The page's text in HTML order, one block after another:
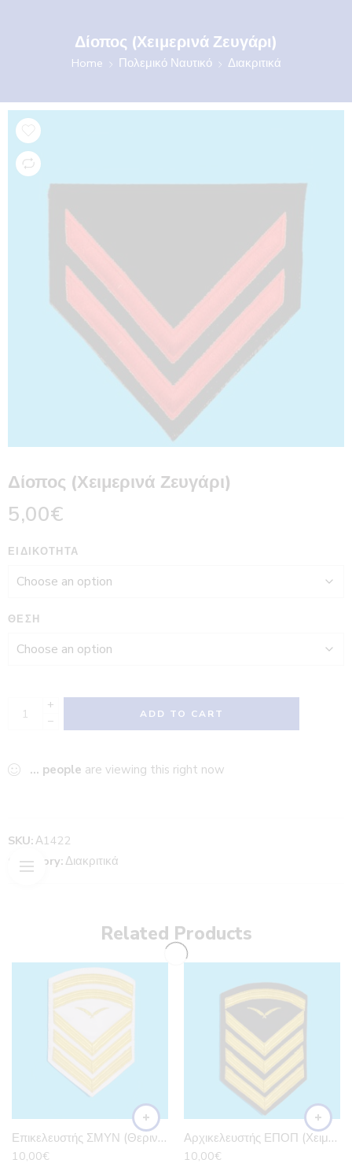
Δίοπος (Χειμερινά Ζευγάρι)
Home Πολεμικό Ναυτικό Διακριτικά
Δίοπος (Χειμερινά Ζευγάρι)
5,00€
ΕΙΔΙΚΌΤΗΤΑ
ΘΈΣΗ
+
−
ADD TO CART
... people are viewing this right now
SKU:Α1422
Category: Διακριτικά
Related Products
Επικελευστής ΣΜΥΝ (Θερινά Ζευγάρι)
10,00€
Διαχειριστής
Αρμενιστής
Ηλεκτρονικός
Υπολογιστών και
Ηλεκτρολόγος
Τεχνικός
Ηλεκτρονικών
Αρχικελευστής ΕΠΟΠ (Χειμερινά Ζευγάρι)
10,00€
Διαχειριστής
Αρμενιστής
Ηλεκτρονικός
Υπολογιστών και
Δικτύων
Διοικητικός
Υποστήριξης
Ηλεκτρολόγος